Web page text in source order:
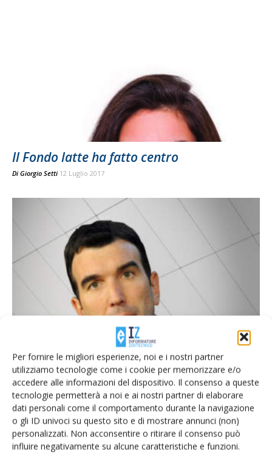
Per fornire le migliori esperienze, noi e i nostri partner
utilizziamo tecnologie come i cookie per memorizzare e/o
accedere alle informazioni del dispositivo. Il consenso a queste
tecnologie permetterà a noi e ai nostri partner di elaborare
dati personali come il comportamento durante la navigazione
o gli ID univoci su questo sito e di mostrare annunci (non)
personalizzati. Non acconsentire o ritirare il consenso può
influire negativamente su alcune caratteristiche e funzioni.
Il Fondo latte ha fatto centro
Di Giorgio Setti 12 Luglio 2017
Fondo latte, Martina: “Salirà a 30 milioni”
Di Giorgio Setti 10 Luglio 2017
E-magazine
Tecniche, prodotti e servizi dalle aziende